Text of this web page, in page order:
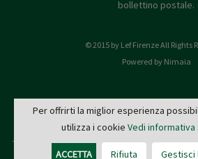
bollettino postale.
© 2015 by Lef Firenze All Rights
Powered by Nimaia
L.E.F. - Via de' Pucci, 4 - 50122
Tel: 055 579921 - Fax: 055 2399342 - C.F. e P.IVA
Per offrirti la miglior esperienza
utilizza i cookie Vedi informativa
ACCETTA Rifiuta